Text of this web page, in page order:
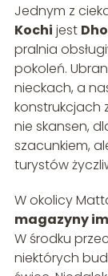
Jednym z
Kochi jest
pralnia
pokoleń.
nieckach, a
konstrukcjach
nie skansen,
szacunkiem,
turystów
W okolicy
magazyny
W środku
niektórych